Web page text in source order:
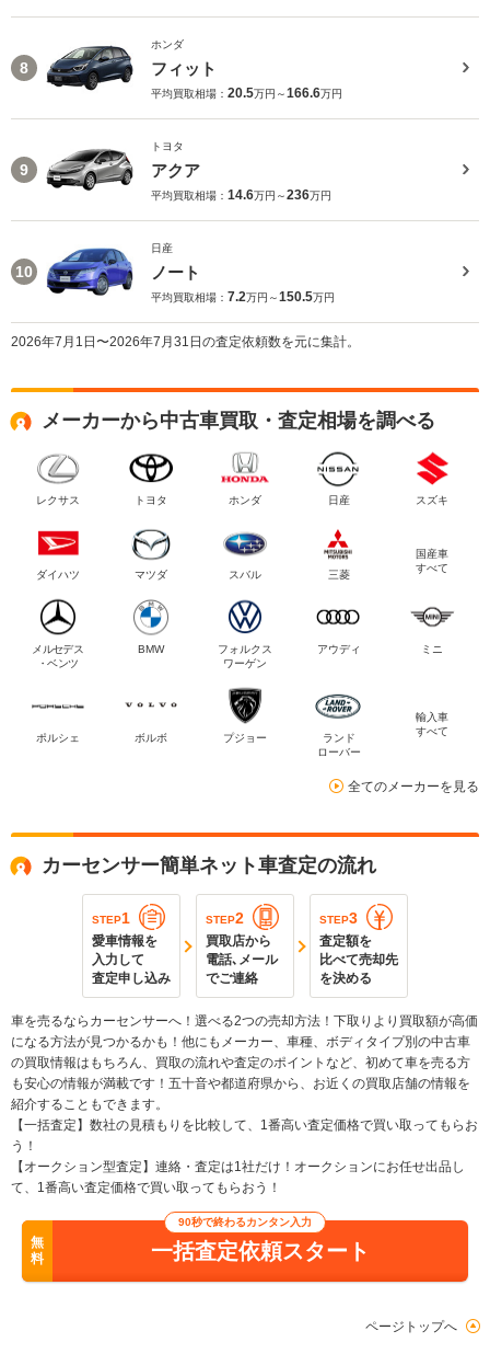
8
ホンダ
フィット
平均買取相場： 20.5万円～166.6万円
9
トヨタ
アクア
平均買取相場： 14.6万円～236万円
10
日産
ノート
平均買取相場： 7.2万円～150.5万円
2026年7月1日〜2026年7月31日の査定依頼数を元に集計。
メーカーから中古車買取・査定相場を調べる
レクサス トヨタ ホンダ 日産 スズキ
ダイハツ マツダ スバル 三菱
国産車
すべて
メルセデス
・ベンツ
BMW
フォルクス
ワーゲン
アウディ ミニ
ポルシェ ボルボ プジョー
ランド
ローバー
輸入車
すべて
全てのメーカーを見る
カーセンサー簡単ネット車査定の流れ
STEP1
愛車情報を
入力して
査定申し込み
STEP2
買取店から
電話､メール
でご連絡
STEP3
査定額を
比べて売却先
を決める
車を売るならカーセンサーへ！選べる2つの売却方法！下取りより買取額が高価
になる方法が見つかるかも！他にもメーカー、車種、ボディタイプ別の中古車
の買取情報はもちろん、買取の流れや査定のポイントなど、初めて車を売る方
も安心の情報が満載です！五十音や都道府県から、お近くの買取店舗の情報を
紹介することもできます。
【一括査定】数社の見積もりを比較して、1番高い査定価格で買い取ってもらお
う！
【オークション型査定】連絡・査定は1社だけ！オークションにお任せ出品し
て、1番高い査定価格で買い取ってもらおう！
無
料
90秒で終わるカンタン入力
一括査定依頼スタート
ページトップへ